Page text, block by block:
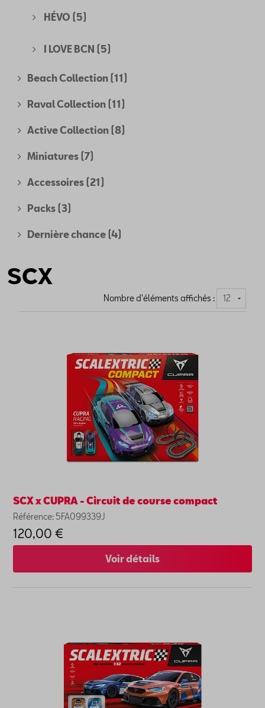
HÉVO (5)
I LOVE BCN (5)
Beach Collection (11)
Raval Collection (11)
Active Collection (8)
Miniatures (7)
Accessoires (21)
Packs (3)
Dernière chance (4)
SCX
Nombre d'éléments affichés :
SCX x CUPRA - Circuit de course compact
Référence: 5FA099339J
120,00 €
Voir détails